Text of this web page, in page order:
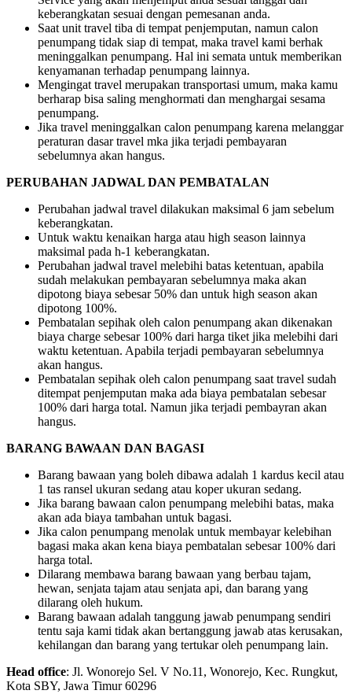
keberangkatan sesuai dengan pemesanan anda.
Saat unit travel tiba di tempat penjemputan, namun calon
penumpang tidak siap di tempat, maka travel kami berhak
meninggalkan penumpang. Hal ini semata untuk memberikan
kenyamanan terhadap penumpang lainnya.
Mengingat travel merupakan transportasi umum, maka kamu
berharap bisa saling menghormati dan menghargai sesama
penumpang.
Jika travel meninggalkan calon penumpang karena melanggar
peraturan dasar travel mka jika terjadi pembayaran
sebelumnya akan hangus.
PERUBAHAN JADWAL DAN PEMBATALAN
Perubahan jadwal travel dilakukan maksimal 6 jam sebelum
keberangkatan.
Untuk waktu kenaikan harga atau high season lainnya
maksimal pada h-1 keberangkatan.
Perubahan jadwal travel melebihi batas ketentuan, apabila
sudah melakukan pembayaran sebelumnya maka akan
dipotong biaya sebesar 50% dan untuk high season akan
dipotong 100%.
Pembatalan sepihak oleh calon penumpang akan dikenakan
biaya charge sebesar 100% dari harga tiket jika melebihi dari
waktu ketentuan. Apabila terjadi pembayaran sebelumnya
akan hangus.
Pembatalan sepihak oleh calon penumpang saat travel sudah
ditempat penjemputan maka ada biaya pembatalan sebesar
100% dari harga total. Namun jika terjadi pembayran akan
hangus.
BARANG BAWAAN DAN BAGASI
Barang bawaan yang boleh dibawa adalah 1 kardus kecil atau
1 tas ransel ukuran sedang atau koper ukuran sedang.
Jika barang bawaan calon penumpang melebihi batas, maka
akan ada biaya tambahan untuk bagasi.
Jika calon penumpang menolak untuk membayar kelebihan
bagasi maka akan kena biaya pembatalan sebesar 100% dari
harga total.
Dilarang membawa barang bawaan yang berbau tajam,
hewan, senjata tajam atau senjata api, dan barang yang
dilarang oleh hukum.
Barang bawaan adalah tanggung jawab penumpang sendiri
tentu saja kami tidak akan bertanggung jawab atas kerusakan,
kehilangan dan barang yang tertukar oleh penumpang lain.
Head office: Jl. Wonorejo Sel. V No.11, Wonorejo, Kec. Rungkut,
Kota SBY, Jawa Timur 60296